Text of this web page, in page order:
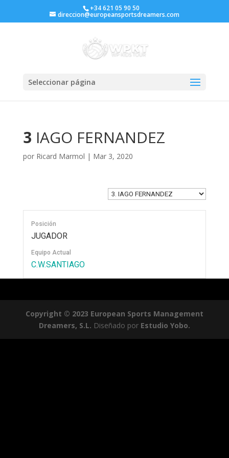
+34 621 05 90 50
direccion@europeansportsdreamers.com
Seleccionar página
3 IAGO FERNANDEZ
por Ricard Marmol | Mar 3, 2020
Posición
JUGADOR
Equipo Actual
C.W.SANTIAGO
Copyright © 2023 European Sports Management
Dreamers, S.L. Diseñado por Estudio Yobo.